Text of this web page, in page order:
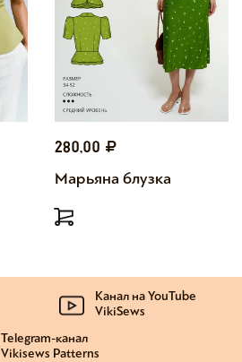
280,00
Марьяна блузка
Канал на YouTube
VikiSews
Telegram-канал
Vikisews Patterns